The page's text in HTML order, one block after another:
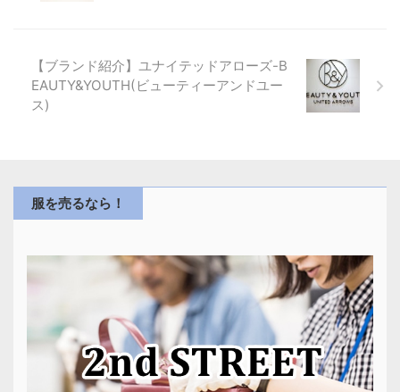
【ブランド紹介】ユナイテッドアローズ-B
EAUTY&YOUTH(ビューティーアンドユー
ス)
服を売るなら！